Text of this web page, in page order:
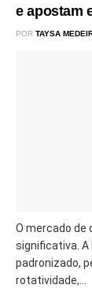
e apostam
POR TAYSA
O mercado de
significativa. A
padronizado,
rotatividade,...